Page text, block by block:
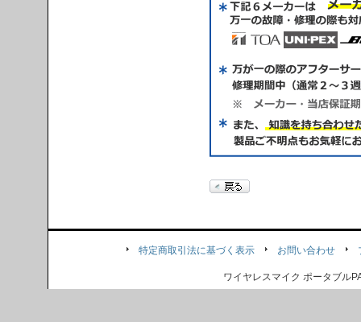
特定商取引法に基づく表示 お問い合わせ
ワイヤレスマイク ポータブル